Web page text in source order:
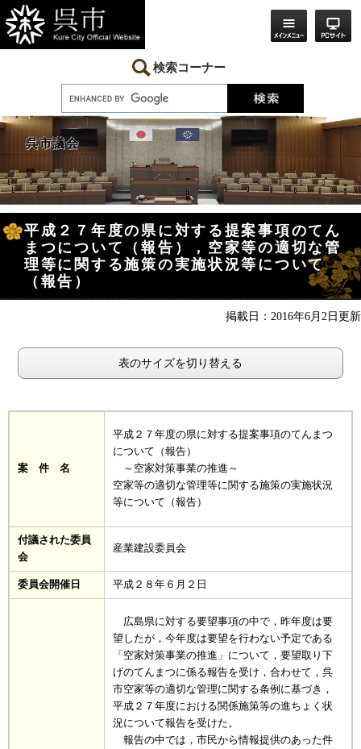
ー
ジ
の
ニ
ュ
ー
て
検索コーナー
呉市議会
文
平成２７年度の県に対する提案事項のてん
まつについて（報告），空家等の適切な管
理等に関する施策の実施状況等について
（報告）
掲載日：2016年6月2日更新
表のサイズを切り替える
案 件 名
平成２７年度の県に対する提案事項のてんまつ
について（報告）
～空家対策事業の推進～
空家等の適切な管理等に関する施策の実施状況
等について（報告）
付議された委員
会
産業建設委員会
委員会開催日 平成２８年６月２日
広島県に対する要望事項の中で，昨年度は要
望したが，今年度は要望を行わない予定である
「空家対策事業の推進」について，要望取り下
げのてんまつに係る報告を受け，合わせて，呉
市空家等の適切な管理に関する条例に基づき，
平成２７年度における関係施策等の進ちょく状
況について報告を受けた。
報告の中では，市民から情報提供のあった件